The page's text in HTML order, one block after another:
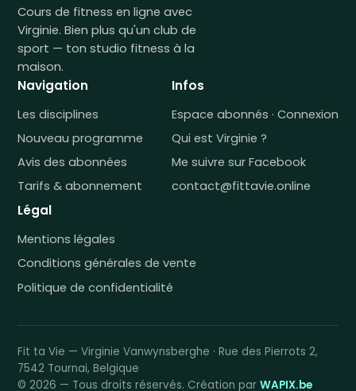
Cours de fitness en ligne avec
Virginie. Bien plus qu'un club de
sport — ton studio fitness à la
maison.
Navigation
Les disciplines
Nouveau programme
Avis des abonnées
Tarifs & abonnement
Infos
Espace abonnés · Connexion
Qui est Virginie ?
Me suivre sur Facebook
contact@fittavie.online
Légal
Mentions légales
Conditions générales de vente
Politique de confidentialité
Fit ta Vie — Virginie Vanwynsberghe · Rue des Pierrots 2,
7542 Tournai, Belgique
© 2026 — Tous droits réservés. Création par WAPIX.be